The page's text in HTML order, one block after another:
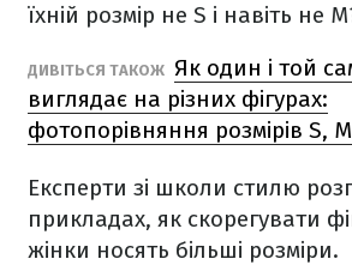
їхній розмір не S і навіть не
ДИВІТЬСЯ ТАКОЖ Як один і той
виглядає на різних фігурах:
фотопорівняння розмірів S, М
Експерти зі школи стилю
прикладах, як скорегувати
жінки носять більші розміри.